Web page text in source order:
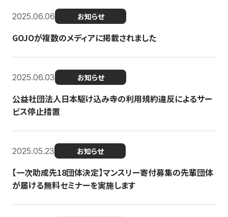
2025.06.06 お知らせ
GOJOが複数のメディアに掲載されました
2025.06.03 お知らせ
公益社団法人日本駆け込み寺の利用規約違反によるサー
ビス停止措置
2025.05.23 お知らせ
【一次助成先18団体決定】マンスリー寄付募集の先輩団体
が届ける無料セミナーを実施します